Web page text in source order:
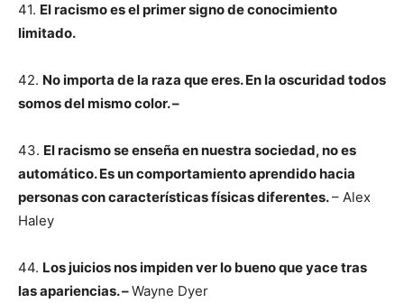
41. El racismo es el primer signo de conocimiento
limitado.
42. No importa de la raza que eres. En la oscuridad todos
somos del mismo color. –
43. El racismo se enseña en nuestra sociedad, no es
automático. Es un comportamiento aprendido hacia
personas con características físicas diferentes.– Alex
Haley
44. Los juicios nos impiden ver lo bueno que yace tras
las apariencias. –Wayne Dyer